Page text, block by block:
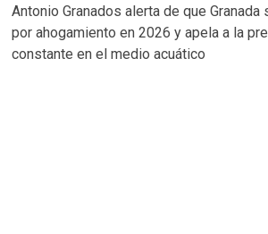
Antonio Granados alerta de que
por ahogamiento en 2026 y apela a la
constante en el medio acuático